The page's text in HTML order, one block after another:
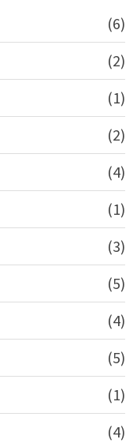
(6)
(2)
(1)
(2)
(4)
(1)
(3)
(5)
(4)
(5)
(1)
(4)